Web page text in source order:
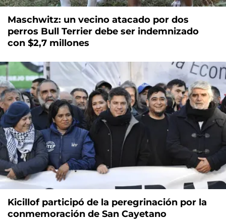
Maschwitz: un vecino atacado por dos
perros Bull Terrier debe ser indemnizado
con $2,7 millones
Kicillof participó de la peregrinación por la
conmemoración de San Cayetano